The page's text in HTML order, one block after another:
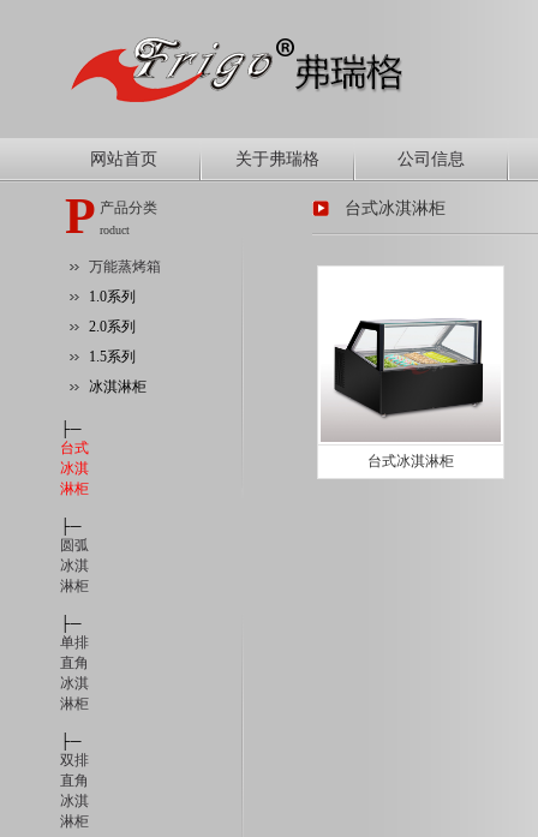
网站首页 关于弗瑞格 公司信息
P 产品分类
roduct
万能蒸烤箱
1.0系列
2.0系列
1.5系列
冰淇淋柜
├─
台式
冰淇
淋柜
├─
圆弧
冰淇
淋柜
├─
单排
直角
冰淇
淋柜
├─
双排
直角
冰淇
淋柜
台式冰淇淋柜
台式冰淇淋柜